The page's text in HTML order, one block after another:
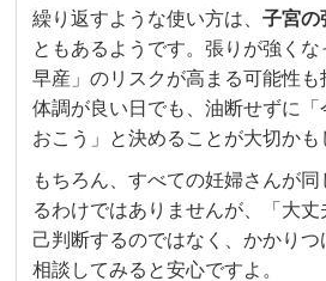
繰り返すような使い方は、子宮の
ともあるようです。張りが強く
早産」のリスクが高まる可能性も
体調が良い日でも、油断せずに
おこう」と決めることが大切かも
もちろん、すべての妊婦さんが
るわけではありませんが、「大
己判断するのではなく、かかり
相談してみると安心ですよ。